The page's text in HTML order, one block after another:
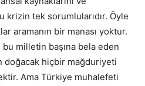
tek sorumlularıdır. Öyle
aramanın bir manası yoktur.
milletin başına bela eden
doğacak hiçbir mağduriyeti
Ama Türkiye muhalefeti